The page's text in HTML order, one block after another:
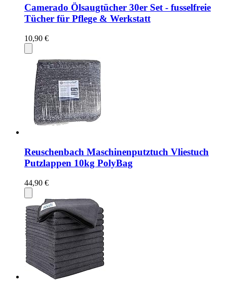
Camerado Ölsaugtücher 30er Set - fusselfreie
Tücher für Pflege & Werkstatt
10,90 €
Reuschenbach Maschinenputztuch Vliestuch
Putzlappen 10kg PolyBag
44,90 €